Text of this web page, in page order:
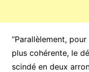
’’Parallèlement,
plus cohérente, le
scindé en deux